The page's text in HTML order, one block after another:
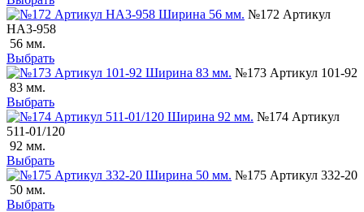
№172 Артикул
НА3-958
56 мм.
Выбрать
№173 Артикул 101-92
83 мм.
Выбрать
№174 Артикул
511-01/120
92 мм.
Выбрать
№175 Артикул 332-20
50 мм.
Выбрать